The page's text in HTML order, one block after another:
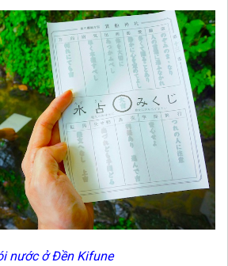
nước ở Đền Kifune